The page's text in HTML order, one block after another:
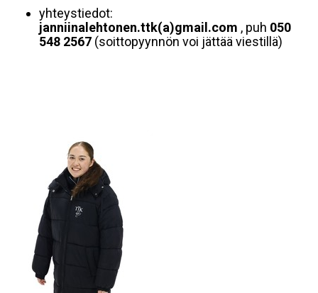
yhteystiedot:
janniinalehtonen.ttk(a)gmail.com , puh 050
548 2567 (soittopyynnön voi jättää viestillä)